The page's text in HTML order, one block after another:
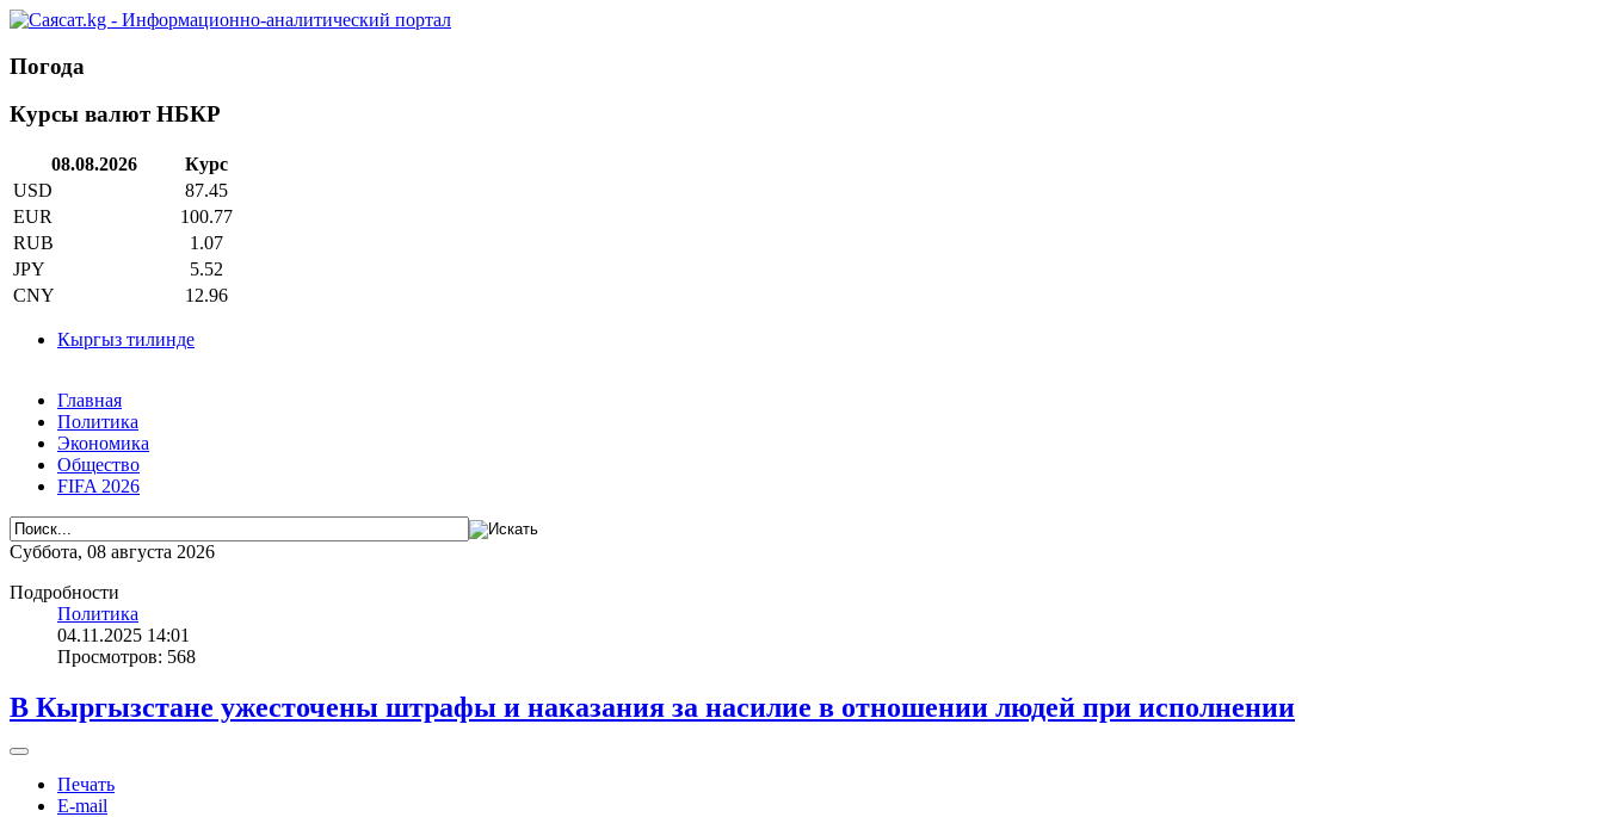
Погода
Курсы валют НБКР
08.08.2026
Курс
USD
87.45
EUR
100.77
RUB
1.07
JPY
5.52
CNY
12.96
Кыргыз тилинде
Главная
Политика
Экономика
Общество
FIFA 2026
Суббота, 08 августа 2026
Подробности
Политика
04.11.2025 14:01
Просмотров: 568
В Кыргызстане ужесточены штрафы и наказания за насилие в отношении людей при исполнении
Печать
E-mail